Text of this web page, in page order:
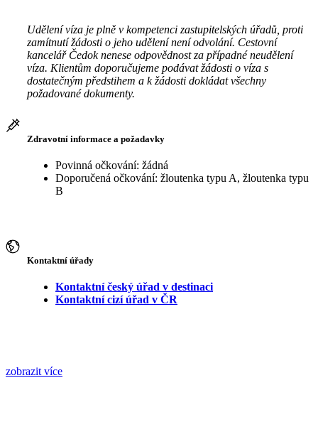
Udělení víza je plně v kompetenci zastupitelských úřadů, proti
zamítnutí žádosti o jeho udělení není odvolání. Cestovní
kancelář Čedok nenese odpovědnost za případné neudělení
víza. Klientům doporučujeme podávat žádosti o víza s
dostatečným předstihem a k žádosti dokládat všechny
požadované dokumenty.
Zdravotní informace a požadavky
Povinná očkování: žádná
Doporučená očkování: žloutenka typu A, žloutenka typu
B
Kontaktní úřady
Kontaktní český úřad v destinaci
Kontaktní cizí úřad v ČR
zobrazit více